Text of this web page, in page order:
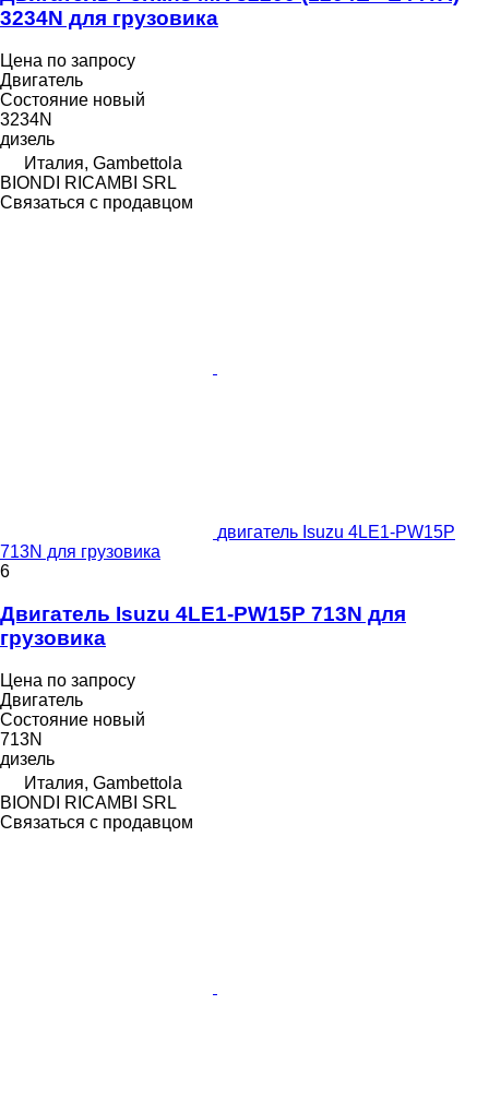
3234N для грузовика
Цена по запросу
Двигатель
Состояние новый
3234N
дизель
Италия, Gambettola
BIONDI RICAMBI SRL
Связаться с продавцом
двигатель Isuzu 4LE1-PW15P
713N для грузовика
6
Двигатель Isuzu 4LE1-PW15P 713N для
грузовика
Цена по запросу
Двигатель
Состояние новый
713N
дизель
Италия, Gambettola
BIONDI RICAMBI SRL
Связаться с продавцом